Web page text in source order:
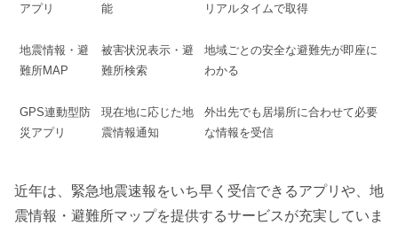
アプリ
能
リアルタイムで取得
地震情報・避
難所MAP
被害状況表示・避
難所検索
地域ごとの安全な避難先が即座に
わかる
GPS連動型防
災アプリ
現在地に応じた地
震情報通知
外出先でも居場所に合わせて必要
な情報を受信
近年は、緊急地震速報をいち早く受信できるアプリや、地
震情報・避難所マップを提供するサービスが充実していま